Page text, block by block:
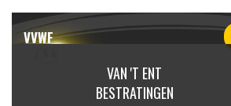
VVWF
KOOS EN CARLA
BEKKER